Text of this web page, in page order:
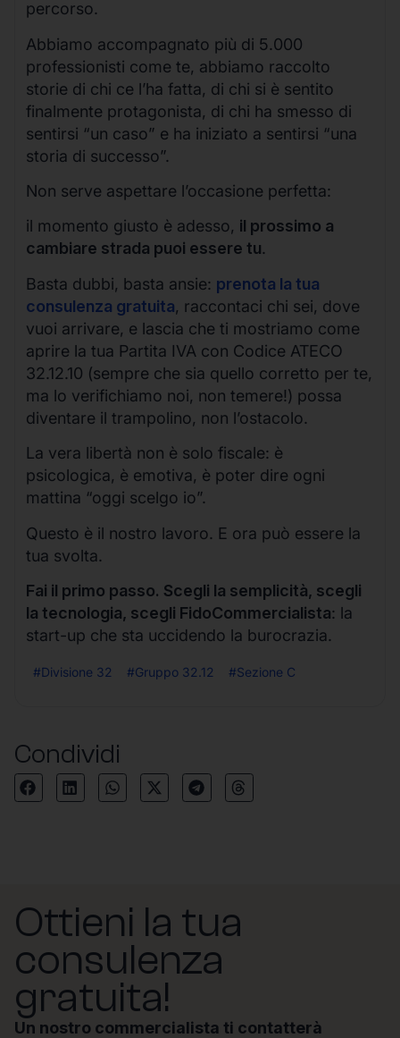
percorso.
Abbiamo accompagnato più di 5.000
professionisti come te, abbiamo raccolto
storie di chi ce l’ha fatta, di chi si è sentito
finalmente protagonista, di chi ha smesso di
sentirsi “un caso” e ha iniziato a sentirsi “una
storia di successo”.
Non serve aspettare l’occasione perfetta:
il momento giusto è adesso, il prossimo a
cambiare strada puoi essere tu.
Basta dubbi, basta ansie: prenota la tua
consulenza gratuita, raccontaci chi sei, dove
vuoi arrivare, e lascia che ti mostriamo come
aprire la tua Partita IVA con Codice ATECO
32.12.10 (sempre che sia quello corretto per te,
ma lo verifichiamo noi, non temere!) possa
diventare il trampolino, non l’ostacolo.
La vera libertà non è solo fiscale: è
psicologica, è emotiva, è poter dire ogni
mattina “oggi scelgo io”.
Questo è il nostro lavoro. E ora può essere la
tua svolta.
Fai il primo passo. Scegli la semplicità, scegli
la tecnologia, scegli FidoCommercialista: la
start-up che sta uccidendo la burocrazia.
#Divisione 32 #Gruppo 32.12 #Sezione C
Condividi
Ottieni la tua
consulenza
gratuita!
Un nostro commercialista ti contatterà